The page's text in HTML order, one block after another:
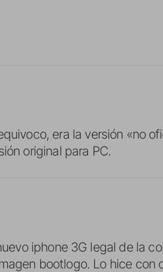
era la versión «no
original para PC.
iphone 3G legal de la
bootlogo. Lo hice con